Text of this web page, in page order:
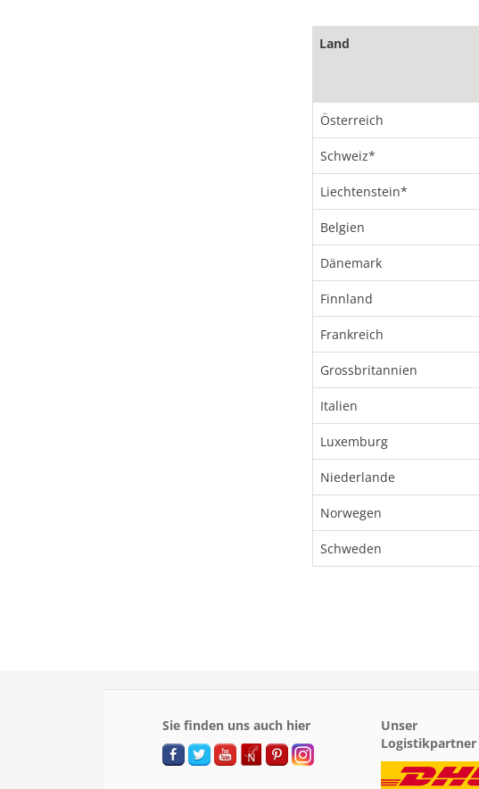
Land
Österreich
Schweiz*
Liechtenstein*
Belgien
Dänemark
Finnland
Frankreich
Grossbritannien
Italien
Luxemburg
Niederlande
Norwegen
Schweden
Sie finden uns auch hier
Unser
Logistikpartner